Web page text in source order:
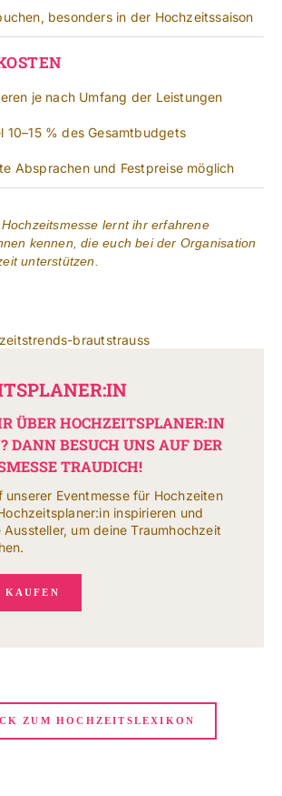
besonders in der Hochzeitssaison
je nach Umfang der Leistungen
10–15 % des Gesamtbudgets
Absprachen und Festpreise möglich
lernt ihr erfahrene
kennen, die euch bei der Organisation
unterstützen.
ÜBER HOCHZEITSPLANER:IN
DANN BESUCH UNS AUF DER
TRAUDICH!
unserer Eventmesse für Hochzeiten
inspirieren und
um deine Traumhochzeit
KAUFEN
ZUM HOCHZEITSLEXIKON